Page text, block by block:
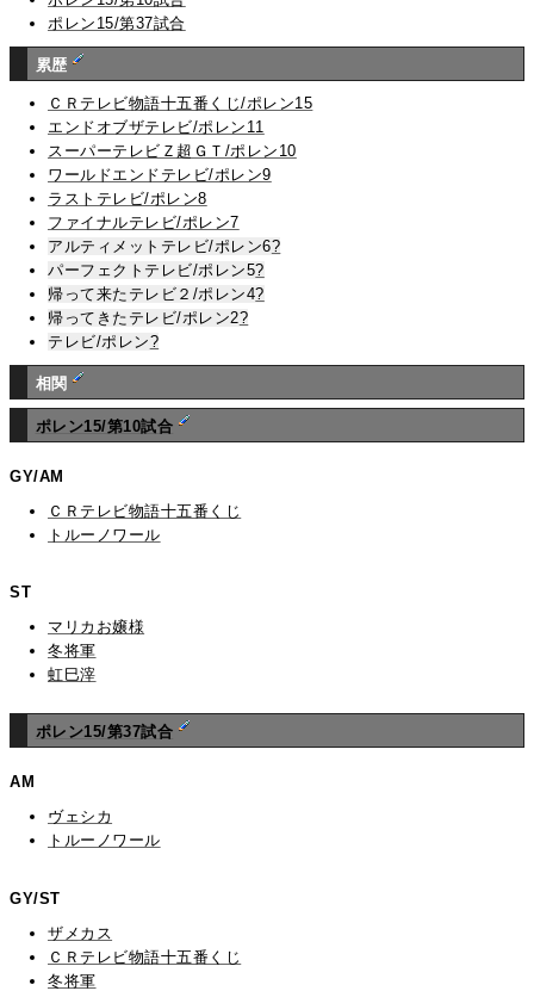
ポレン15/第37試合
累歴
ＣＲテレビ物語十五番くじ/ポレン15
エンドオブザテレビ/ポレン11
スーパーテレビＺ超ＧＴ/ポレン10
ワールドエンドテレビ/ポレン9
ラストテレビ/ポレン8
ファイナルテレビ/ポレン7
アルティメットテレビ/ポレン6?
パーフェクトテレビ/ポレン5?
帰って来たテレビ２/ポレン4?
帰ってきたテレビ/ポレン2?
テレビ/ポレン?
相関
ポレン15/第10試合
GY/AM
ＣＲテレビ物語十五番くじ
トルーノワール
ST
マリカお嬢様
冬将軍
虹巳滓
ポレン15/第37試合
AM
ヴェシカ
トルーノワール
GY/ST
ザメカス
ＣＲテレビ物語十五番くじ
冬将軍